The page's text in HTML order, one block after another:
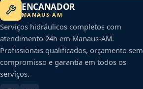
ENCANADOR
MANAUS-AM
Serviços hidráulicos completos com
atendimento 24h em Manaus-AM.
Profissionais qualificados, orçamento sem
compromisso e garantia em todos os
serviços.